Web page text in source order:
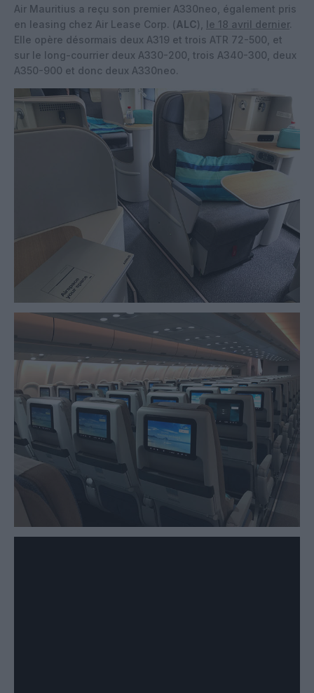
Air Mauritius a reçu son premier A330neo, également pris
en leasing chez Air Lease Corp. (ALC), le 18 avril dernier.
Elle opère désormais deux A319 et trois ATR 72-500, et
sur le long-courrier deux A330-200, trois A340-300, deux
A350-900 et donc deux A330neo.